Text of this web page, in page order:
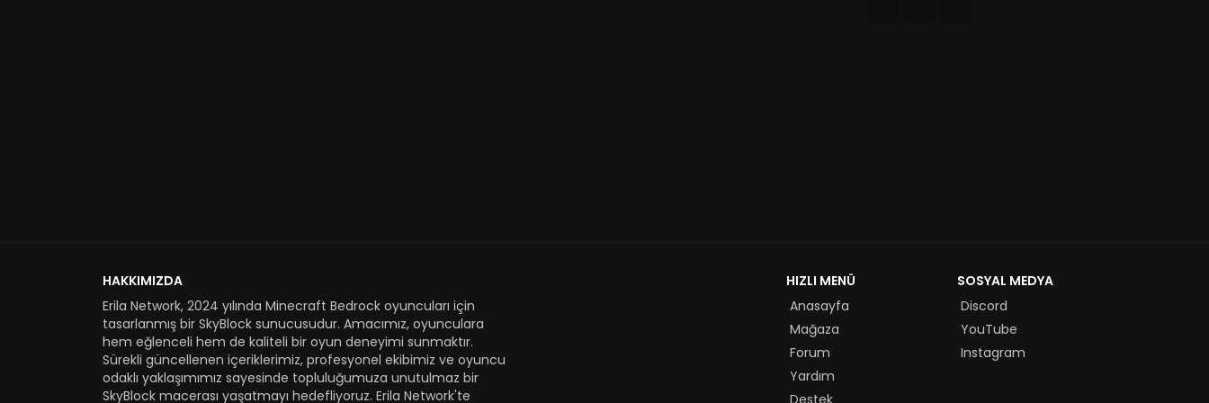
HAKKIMIZDA
Erila Network, 2024 yılında Minecraft Bedrock oyuncuları için
tasarlanmış bir SkyBlock sunucusudur. Amacımız, oyunculara
hem eğlenceli hem de kaliteli bir oyun deneyimi sunmaktır.
Sürekli güncellenen içeriklerimiz, profesyonel ekibimiz ve oyuncu
odaklı yaklaşımımız sayesinde topluluğumuza unutulmaz bir
SkyBlock macerası yaşatmayı hedefliyoruz. Erila Network'te
HIZLI MENÜ
Anasayfa
Mağaza
Forum
Yardım
Destek
SOSYAL MEDYA
Discord
YouTube
Instagram